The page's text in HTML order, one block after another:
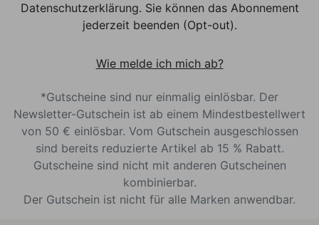
Datenschutzerklärung. Sie können das Abonnement
jederzeit beenden (Opt-out).
Wie melde ich mich ab?
*Gutscheine sind nur einmalig einlösbar. Der
Newsletter-Gutschein ist ab einem Mindestbestellwert
von 50 € einlösbar. Vom Gutschein ausgeschlossen
sind bereits reduzierte Artikel ab 15 % Rabatt.
Gutscheine sind nicht mit anderen Gutscheinen
kombinierbar.
Der Gutschein ist nicht für alle Marken anwendbar.